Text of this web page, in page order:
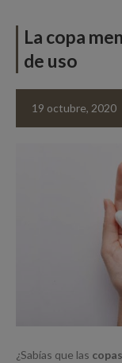
La copa
de uso
19 octubre, 2020
¿Sabías que las